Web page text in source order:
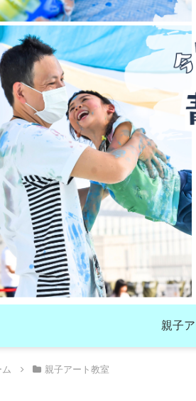
親子
ム 親子アート教室